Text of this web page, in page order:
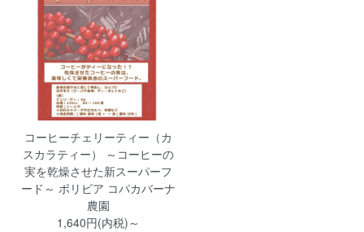
コーヒーチェリーティー（カ
スカラティー） ～コーヒーの
実を乾燥させた新スーパーフ
ード～ ボリビア コパカバーナ
農園
1,640円(内税)～